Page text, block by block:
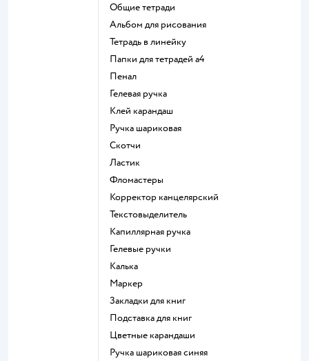
Общие тетради
Альбом для рисования
Тетрадь в линейку
Папки для тетрадей а4
Пенал
Гелевая ручка
Клей карандаш
Ручка шариковая
Скотчи
Ластик
Фломастеры
Корректор канцелярский
Текстовыделитель
Капиллярная ручка
Гелевые ручки
Калька
Маркер
Закладки для книг
Подставка для книг
Цветные карандаши
Ручка шариковая синяя